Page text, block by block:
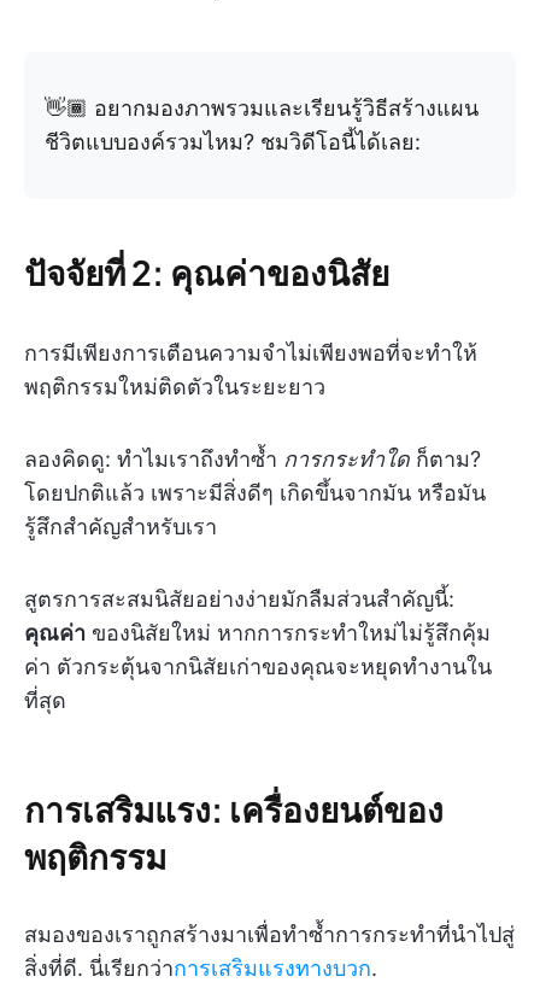
👋🏾 อยากมองภาพรวมและเรียนรู้วิธีสร้างแผน
ชีวิตแบบองค์รวมไหม? ชมวิดีโอนี้ได้เลย:
ปัจจัยที่ 2: คุณค่าของนิสัย
การมีเพียงการเตือนความจำไม่เพียงพอที่จะทำให้
พฤติกรรมใหม่ติดตัวในระยะยาว
ลองคิดดู: ทำไมเราถึงทำซ้ำ การกระทำใด ก็ตาม?
โดยปกติแล้ว เพราะมีสิ่งดีๆ เกิดขึ้นจากมัน หรือมัน
รู้สึกสำคัญสำหรับเรา
สูตรการสะสมนิสัยอย่างง่ายมักลืมส่วนสำคัญนี้:
คุณค่า ของนิสัยใหม่ หากการกระทำใหม่ไม่รู้สึกคุ้ม
ค่า ตัวกระตุ้นจากนิสัยเก่าของคุณจะหยุดทำงานใน
ที่สุด
การเสริมแรง: เครื่องยนต์ของ
พฤติกรรม
สมองของเราถูกสร้างมาเพื่อทำซ้ำการกระทำที่นำไปสู่
สิ่งที่ดี. นี่เรียกว่าการเสริมแรงทางบวก.